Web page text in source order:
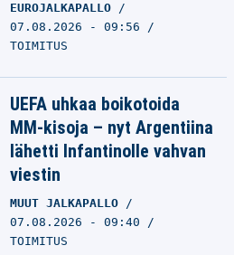
EUROJALKAPALLO
07.08.2026 - 09:56
TOIMITUS
UEFA uhkaa boikotoida
MM-kisoja – nyt Argentiina
lähetti Infantinolle vahvan
viestin
MUUT JALKAPALLO
07.08.2026 - 09:40
TOIMITUS